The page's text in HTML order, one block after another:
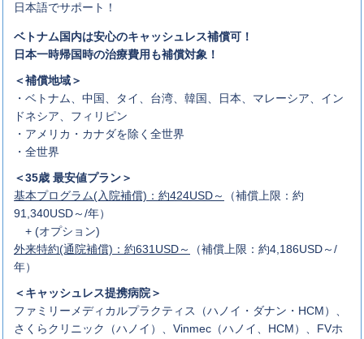
日本語でサポート！
ベトナム国内は安心のキャッシュレス補償可！
日本一時帰国時の治療費用も補償対象！
＜補償地域＞
・ベトナム、中国、タイ、台湾、韓国、日本、マレーシア、イン
ドネシア、フィリピン
・アメリカ・カナダを除く全世界
・全世界
＜35歳 最安値プラン＞
基本プログラム(入院補償)：約424USD～
（補償上限：約
91,340USD～/年）
+ (オプション)
外来特約(通院補償)：約631USD～
（補償上限：約4,186USD～/
年）
＜キャッシュレス提携病院＞
ファミリーメディカルプラクティス（ハノイ・ダナン・HCM）、
さくらクリニック（ハノイ）、Vinmec（ハノイ、HCM）、FVホ